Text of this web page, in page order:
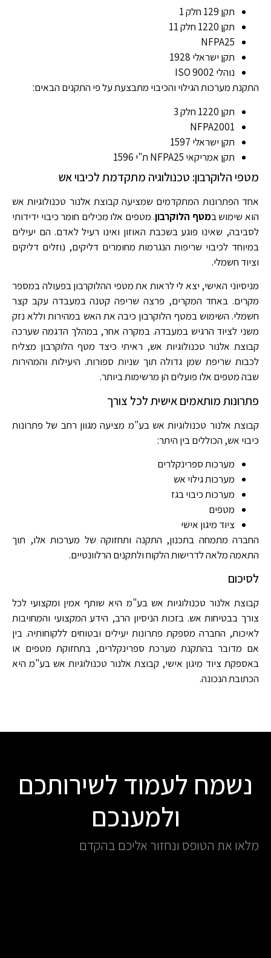
תקן 129 חלק 1
תקן 1220 חלק 11
NFPA25
תקן ישראלי 1928
נוהלי ISO 9002
התקנת מערכות הגילוי והכיבוי מתבצעת על פי התקנים הבאים:
תקן 1220 חלק 3
NFPA2001
תקן ישראלי 1597
תקן אמריקאי NFPA25 ת"י 1596
מטפי הלוקרבון: טכנולוגיה מתקדמת לכיבוי אש
אחד הפתרונות המתקדמים שמציעה קבוצת אלנור טכנולוגיות אש
הוא שימוש במטף הלוקרבון. מטפים אלו מכילים חומר כיבוי ידידותי
לסביבה, שאינו פוגע בשכבת האוזון ואינו רעיל לאדם. הם יעילים
במיוחד לכיבוי שריפות הנגרמות מחומרים דליקים, נוזלים דליקים
וציוד חשמלי.
מניסיוני האישי, יצא לי לראות את מטפי ההלוקרבון בפעולה במספר
מקרים. באחד המקרים, פרצה שריפה קטנה במעבדה עקב קצר
חשמלי. השימוש במטף הלוקרבון כיבה את האש במהירות וללא נזק
משני לציוד הרגיש במעבדה. במקרה אחר, במהלך הדגמה שערכה
קבוצת אלנור טכנולוגיות אש, ראיתי כיצד מטף הלוקרבון מצליח
לכבות שריפת שמן גדולה תוך שניות ספורות. היעילות והמהירות
שבה מטפים אלו פועלים הן מרשימות ביותר.
פתרונות מותאמים אישית לכל צורך
קבוצת אלנור טכנולוגיות אש בע"מ מציעה מגוון רחב של פתרונות
כיבוי אש, הכוללים בין היתר:
מערכות ספרינקלרים
מערכות גילוי אש
מערכות כיבוי בגז
מטפים
ציוד מיגון אישי
החברה מתמחה בתכנון, התקנה ותחזוקה של מערכות אלו, תוך
התאמה מלאה לדרישות הלקוח ולתקנים הרלוונטיים.
לסיכום
קבוצת אלנור טכנולוגיות אש בע"מ היא שותף אמין ומקצועי לכל
צורך בבטיחות אש. בזכות הניסיון הרב, הידע המקצועי והמחויבות
לאיכות, החברה מספקת פתרונות יעילים ובטוחים ללקוחותיה. בין
אם מדובר בהתקנת מערכת ספרינקלרים, בתחזוקת מטפים או
באספקת ציוד מיגון אישי, קבוצת אלנור טכנולוגיות אש בע"מ היא
הכתובת הנכונה.
נשמח לעמוד לשירותכם
ולמענכם
מלאו את הטופס ונחזור אליכם בהקדם